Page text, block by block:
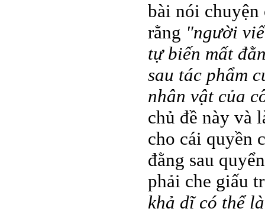
bài nói
rằng "người
tự biến mất
sau tác phẩm
nhân vật của
chủ đề này và
cho cái quyền
đằng sau
phải che giấu
khả dĩ có thể